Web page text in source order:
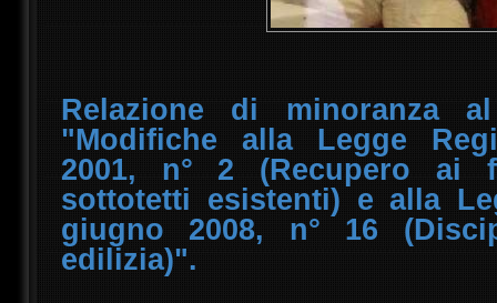
Relazione di minoranza al
"Modifiche alla Legge
2001, n° 2 (Recupero ai
sottotetti esistenti) e alla
giugno 2008, n° 16
edilizia)".